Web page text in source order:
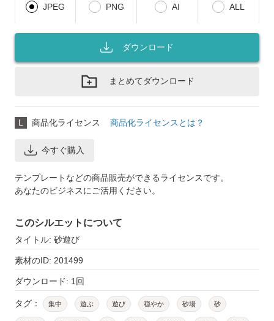
JPEG PNG AI ALL
ダウンロード
まとめてダウンロード
L 商品化ライセンス 商品化ライセンスとは？
今すぐ購入
テンプレートなどの商品販売ができるライセンスです。
あなたのビジネスにご活用ください。
このシルエットについて
タイトル: 砂遊び
素材のID: 201499
ダウンロード: 1回
タグ： 集中 遊ぶ 遊び 穏やか 砂場 砂